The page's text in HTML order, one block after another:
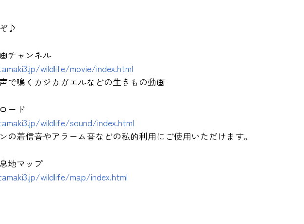
♪
チャンネル
wildlife/movie/index.html
で鳴くカジカガエルなどの生きもの動画
ード
wildlife/sound/index.html
の着信音やアラーム音などの私的利用にご使用いただけます。
地マップ
wildlife/map/index.html